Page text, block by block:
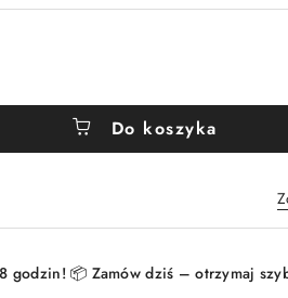
Do koszyka
godzin! 📦 Zamów dziś – otrzymaj